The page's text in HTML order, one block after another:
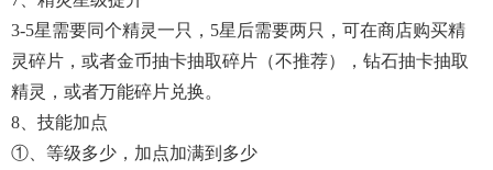
3-5星需要同个精灵一只，5星后需要两只，可在商店购买精
灵碎片，或者金币抽卡抽取碎片（不推荐），钻石抽卡抽取
精灵，或者万能碎片兑换。
8、技能加点
①、等级多少，加点加满到多少